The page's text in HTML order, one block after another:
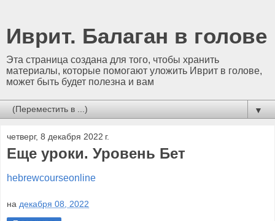
Иврит. Балаган в голове
Эта страница создана для того, чтобы хранить
материалы, которые помогают уложить Иврит в голове,
может быть будет полезна и вам
▼
четверг, 8 декабря 2022 г.
Еще уроки. Уровень Бет
hebrewcourseonline
на декабря 08, 2022